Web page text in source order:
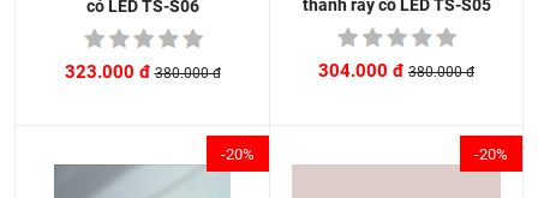
có LED TS-S06
323.000 đ 380.000 đ
thanh ray có LED TS-S05
304.000 đ 380.000 đ
-20% -20%